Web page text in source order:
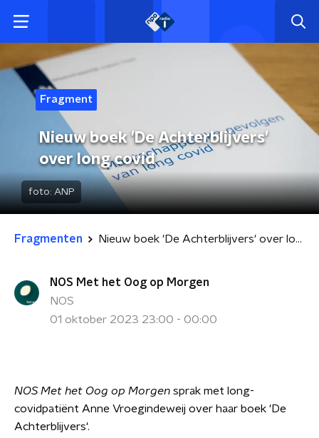
Fragment
Nieuw boek 'De Achterblijvers'
over long covid
foto: ANP
Fragmenten Nieuw boek 'De Achterblijvers' over long covid
NOS Met het Oog op Morgen
NOS
01 oktober 2023 23:00 - 00:00
NOS Met het Oog op Morgen sprak met long-
covidpatiënt Anne Vroegindeweij over haar boek 'De
Achterblijvers'.